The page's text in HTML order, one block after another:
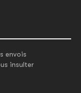
envois
insulter